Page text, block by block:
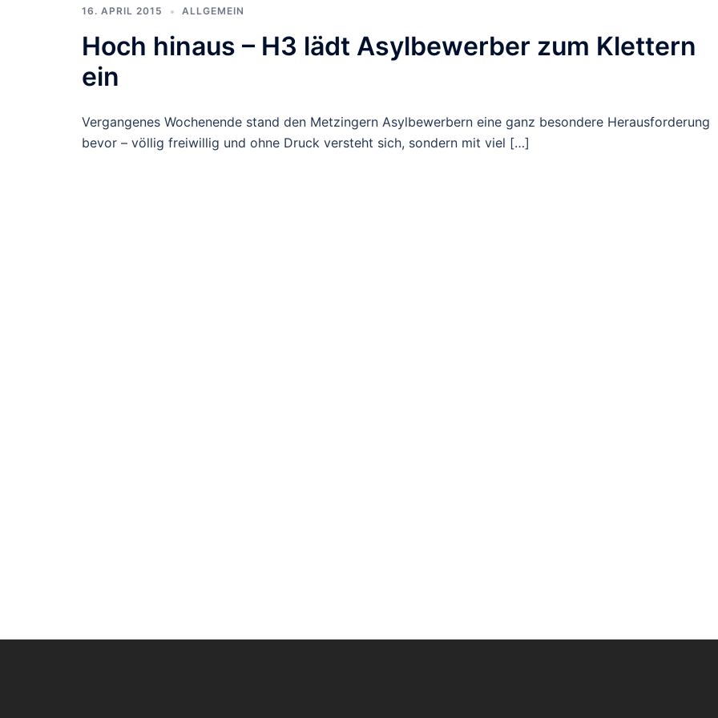
16. APRIL 2015 ALLGEMEIN
Hoch hinaus – H3 lädt Asylbewerber zum Klettern
ein
Vergangenes Wochenende stand den Metzingern Asylbewerbern eine ganz besondere Herausforderung
bevor – völlig freiwillig und ohne Druck versteht sich, sondern mit viel […]